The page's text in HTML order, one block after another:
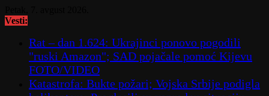
to
Vesti:
Rat – dan 1.624: Ukrajinci ponovo pogodili
"ruski Amazon"; SAD pojačale pomoć Kijevu
FOTO/VIDEO
Katastrofa: Bukte požari; Vojska Srbije podigla